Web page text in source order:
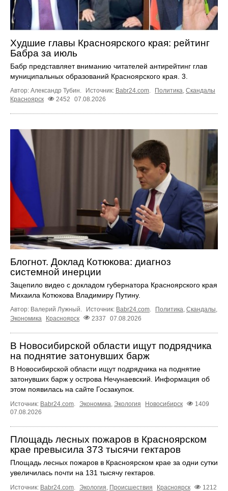
Худшие главы Красноярского края: рейтинг
Бабра за июль
Бабр представляет вниманию читателей антирейтинг глав
муниципальных образований Красноярского края. 3.
Автор: Александр Тубин. Источник: Babr24.com Политика Скандалы
Красноярск
2452 07.08.2026
Блогнот. Доклад Котюкова: диагноз
системной инерции
Зацепило видео с докладом губернатора Красноярского края
Михаила Котюкова Владимиру Путину.
Автор: Валерий Лужный. Источник: Babr24.com. Политика, Скандалы,
Экономика
Красноярск 2337 07.08.2026
В Новосибирской области ищут подрядчика
на поднятие затонувших барж
В Новосибирской области ищут подрядчика на поднятие
затонувших барж у острова Нечунаевский. Информация об
этом появилась на сайте Госзакупок.
Источник: Babr24.com Экономика Экология Новосибирск
1409
07.08.2026
Площадь лесных пожаров в Красноярском
крае превысила 373 тысячи гектаров
Площадь лесных пожаров в Красноярском крае за одни сутки
увеличилась почти на 131 тысячу гектаров.
Источник: Babr24.com Экология Происшествия Красноярск
1212